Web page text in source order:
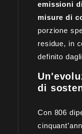
emissioni
misure di
porzione
residue, in
definito
di
Con 806